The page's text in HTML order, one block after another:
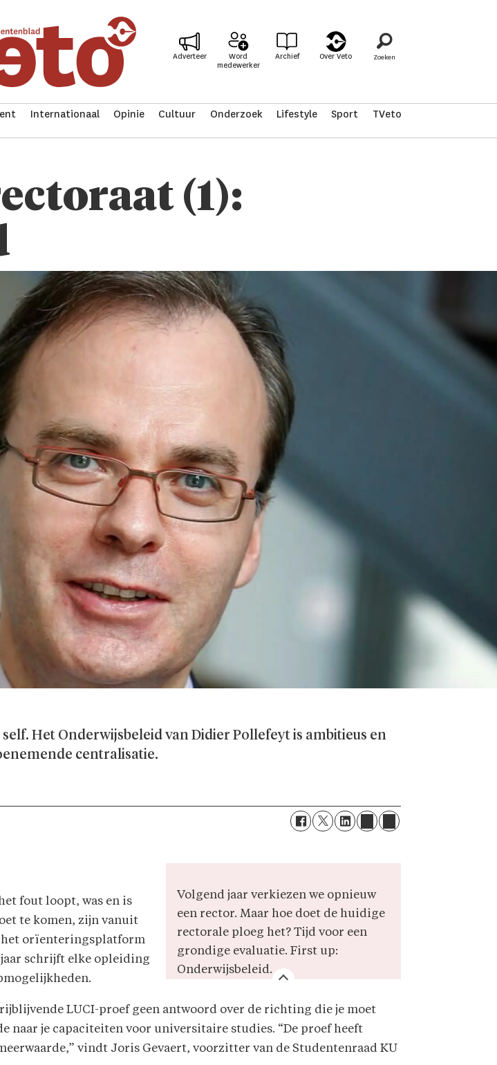
Adverteer
Word
medewerker
Archief Over Veto
Internationaal Opinie Cultuur Onderzoek Lifestyle Sport TVeto
(1):
Het Onderwijsbeleid van Didier Pollefeyt is ambitieus en
centralisatie.
Volgend jaar verkiezen we opnieuw
een rector. Maar hoe doet de huidige
rectorale ploeg het? Tijd voor een
grondige evaluatie. First up:
Onderwijsbeleid.
fout loopt, was en is
te komen, zijn vanuit
het orïenteringsplatform
jaar schrijft elke opleiding
LUCI-proef geen antwoord over de richting die je moet
naar je capaciteiten voor universitaire studies. “De proef heeft
vindt Joris Gevaert, voorzitter van de Studentenraad KU